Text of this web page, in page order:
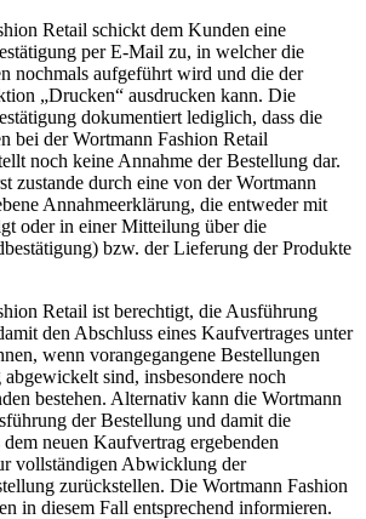
Retail schickt dem Kunden eine
per E-Mail zu, in welcher die
nochmals aufgeführt wird und die der
„Drucken“ ausdrucken kann. Die
dokumentiert lediglich, dass die
bei der Wortmann Fashion Retail
noch keine Annahme der Bestellung dar.
zustande durch eine von der Wortmann
Annahmeerklärung, die entweder mit
oder in einer Mitteilung über die
bzw. der Lieferung der Produkte
Retail ist berechtigt, die Ausführung
den Abschluss eines Kaufvertrages unter
wenn vorangegangene Bestellungen
sind, insbesondere noch
bestehen. Alternativ kann die Wortmann
der Bestellung und damit die
neuen Kaufvertrag ergebenden
vollständigen Abwicklung der
zurückstellen. Die Wortmann Fashion
in diesem Fall entsprechend informieren.